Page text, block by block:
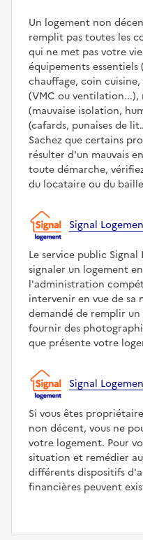
Un logement non
remplit pas toutes les
qui ne met pas votre
équipements
chauffage, coin
(VMC ou
(mauvaise isolation,
(cafards, punaises de
Sachez que certains
résulter d'un mauvais
toute démarche,
du locataire ou du
Signal
Le service public
signaler un logement
l'administration
intervenir en vue de sa
demandé de remplir
fournir des
que présente votre
Signal
Si vous êtes
non décent, vous ne
votre logement. Pour
situation et remédier
différents dispositifs
financières peuvent